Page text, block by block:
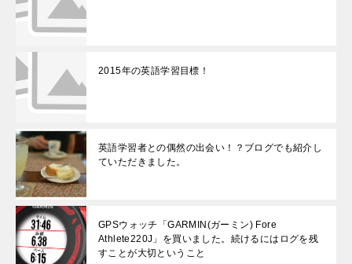
2015年の英語学習目標！
英語学習者との偶然の出会い！？ブログでも紹介し
ていただきました。
GPSウォッチ「GARMIN(ガーミン) Fore
Athlete220J」を買いました。続けるにはログを残
すことが大切ということ